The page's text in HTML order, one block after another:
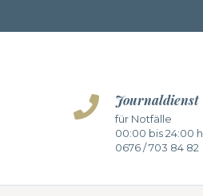
Journaldienst
für Notfälle
00:00 bis 24:00 h
0676 / 703 84 82